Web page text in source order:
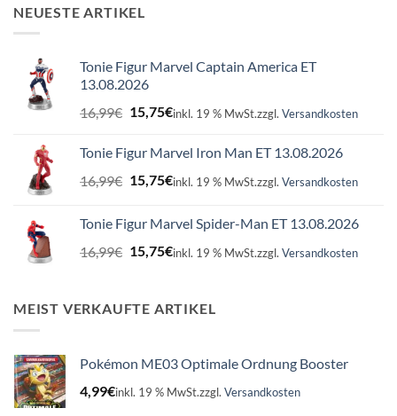
NEUESTE ARTIKEL
Tonie Figur Marvel Captain America ET
13.08.2026
16,99€ Ursprünglicher
16,99€
15,75€Aktueller
15,75€.
inkl. 19 % MwSt.zzgl. Versandkosten
Tonie Figur Marvel Iron Man ET 13.08.2026
16,99€ Ursprünglicher
Preis
16,99€
15,75€Aktueller
15,75€.
inkl. 19 % MwSt.zzgl. Versandkosten
Tonie Figur Marvel Spider-Man ET 13.08.2026
16,99€ Ursprünglicher
Preis
16,99€
15,75€Aktueller
15,75€.
inkl. 19 % MwSt.zzgl. Versandkosten
MEIST VERKAUFTE ARTIKEL
Pokémon ME03 Optimale Ordnung Booster
4,99€inkl. 19 % MwSt.zzgl. Versandkosten